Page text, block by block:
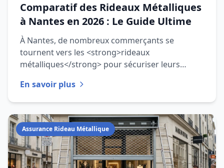
Comparatif des Rideaux Métalliques
à Nantes en 2026 : Le Guide Ultime
À Nantes, de nombreux commerçants se
tournent vers les <strong>rideaux
métalliques</strong> pour sécuriser leurs
En savoir plus
Assurance Rideau Métallique